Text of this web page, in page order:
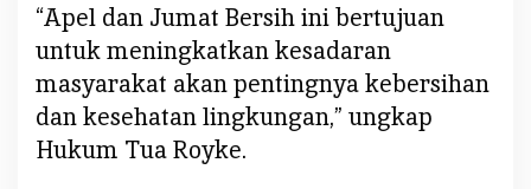
d
a
J
u
“Apel dan Jumat Bersih ini bertujuan
untuk meningkatkan kesadaran
masyarakat akan pentingnya kebersihan
dan kesehatan lingkungan,” ungkap
Hukum Tua Royke.